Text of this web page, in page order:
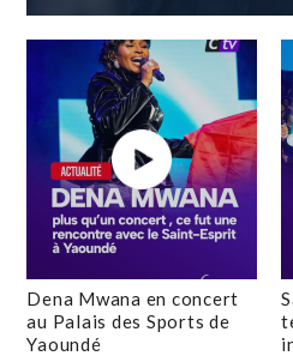
Dena Mwana en concert
au Palais des Sports de
Yaoundé